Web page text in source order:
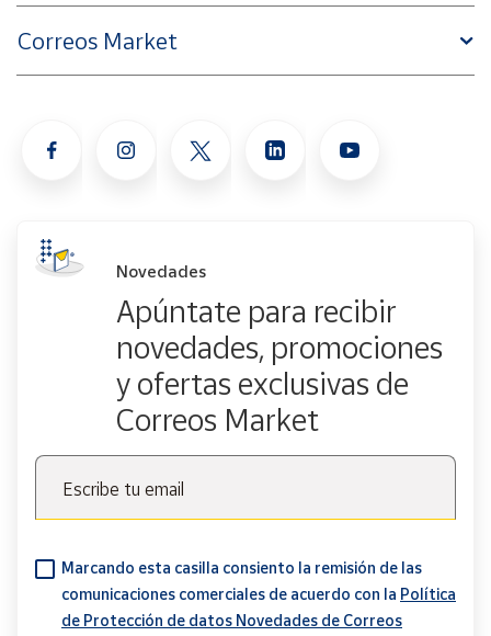
Correos Market
Novedades
Apúntate para recibir
novedades, promociones
y ofertas exclusivas de
Correos Market
Escribe tu email
Marcando esta casilla consiento la remisión de las
comunicaciones comerciales de acuerdo con la Política
de Protección de datos Novedades de Correos